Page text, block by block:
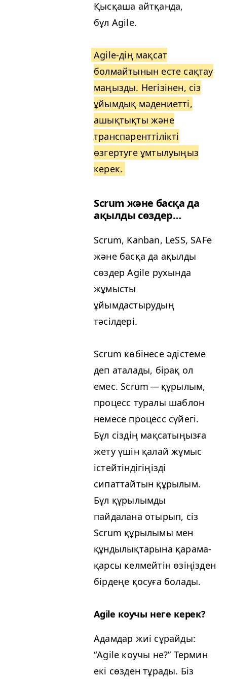
Қысқаша айтқанда,
бұл Agile.
Agile-дің мақсат
болмайтынын есте сақтау
маңызды. Негізінен, сіз
ұйымдық мәдениетті,
ашықтықты және
транспаренттілікті
өзгертуге ұмтылуыңыз
керек.
Scrum және басқа да
ақылды сөздер…
Scrum, Kan­ban, LeSS, SAFe
және басқа да ақылды
сөздер Agile рухында
жұмысты
ұйымдастырудың
тәсілдері.
Scrum көбінесе әдістеме
деп аталады, бірақ ол
емес. Scrum — құрылым,
процесс туралы шаблон
немесе процесс сүйегі.
Бұл сіздің мақсатыңызға
жету үшін қалай жұмыс
істейтіндігіңізді
сипаттайтын құрылым.
Бұл құрылымды
пайдалана отырып, сіз
Scrum құрылымы мен
құндылықтарына қарама-
қарсы келмейтін өзіңізден
бірдеңе қосуға болады.
Agile коучы неге керек?
Адамдар жиі сұрайды:
“Agile коучы не?” Термин
екі сөзден тұрады. Біз